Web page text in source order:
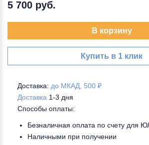
5 700 руб.
В корзину
Купить в 1 клик
Доставка: до МКАД, 500 ₽
Доставка 1-3 дня
Способы оплаты:
Безналичная оплата по счету для
Наличными при получении